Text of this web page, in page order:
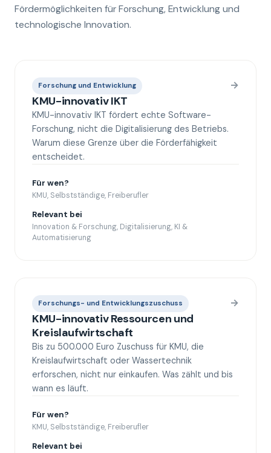
Fördermöglichkeiten für Forschung, Entwicklung und
technologische Innovation.
Forschung und Entwicklung →
KMU-innovativ IKT
KMU-innovativ IKT fördert echte Software-
Forschung, nicht die Digitalisierung des Betriebs.
Warum diese Grenze über die Förderfähigkeit
entscheidet.
Für wen?
KMU, Selbstständige, Freiberufler
Relevant bei
Innovation & Forschung, Digitalisierung, KI &
Automatisierung
Forschungs- und Entwicklungszuschuss →
KMU-innovativ Ressourcen und
Kreislaufwirtschaft
Bis zu 500.000 Euro Zuschuss für KMU, die
Kreislaufwirtschaft oder Wassertechnik
erforschen, nicht nur einkaufen. Was zählt und bis
wann es läuft.
Für wen?
KMU, Selbstständige, Freiberufler
Relevant bei